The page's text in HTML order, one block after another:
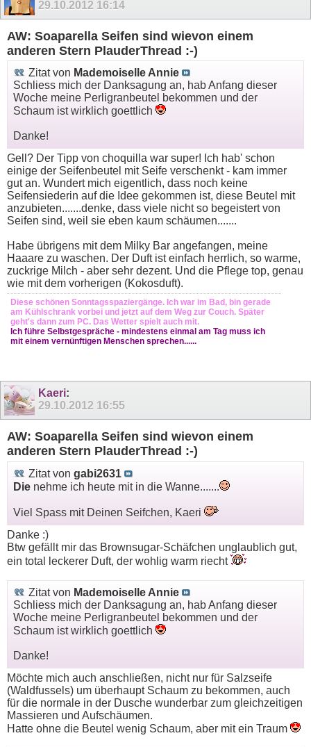
29.10.2012 16:14
AW: Soaparella Seifen sind wievon einem
anderen Stern PlauderThread :-)
Zitat von Mademoiselle Annie
Schliess mich der Danksagung an, hab Anfang dieser
Woche meine Perligranbeutel bekommen und der
Schaum ist wirklich goettlich
Danke!
Gell? Der Tipp von choquilla war super! Ich hab' schon
einige der Seifenbeutel mit Seife verschenkt - kam immer
gut an. Wundert mich eigentlich, dass noch keine
Seifensiederin auf die Idee gekommen ist, diese Beutel mit
anzubieten.......denke, dass viele nicht so begeistert von
Seifen sind, weil sie eben kaum schäumen.......
Habe übrigens mit dem Milky Bar angefangen, meine
Haaare zu waschen. Der Duft ist einfach herrlich, so warme,
zuckrige Milch - aber sehr dezent. Und die Pflege top, genau
wie mit dem vorherigen (Kokosduft).
Diese schönen Sonntagsspaziergänge. Ich war im Bad, bin gerade
am Kühlschrank vorbei und jetzt auf dem Weg zur Couch. Später
geht's dann zum PC. Das Wetter spielt auch mit.
Ich führe Selbstgespräche - mindestens einmal am Tag muss ich
mit einem vernünftigen Menschen sprechen......
Kaeri:
29.10.2012 16:55
AW: Soaparella Seifen sind wievon einem
anderen Stern PlauderThread :-)
Zitat von gabi2631
Die nehme ich heute mit in die Wanne.......
Viel Spass mit Deinen Seifchen, Kaeri
Danke :)
Btw gefällt mir das Brownsugar-Schäfchen unglaublich gut,
ein total leckerer Duft, der wohlig warm riecht
Zitat von Mademoiselle Annie
Schliess mich der Danksagung an, hab Anfang dieser
Woche meine Perligranbeutel bekommen und der
Schaum ist wirklich goettlich
Danke!
Möchte mich auch anschließen, nicht nur für Salzseife
(Waldfussels) um überhaupt Schaum zu bekommen, auch
für die normale in der Dusche wunderbar zum gleichzeitigen
Massieren und Aufschäumen.
Hatte ohne die Beutel wenig Schaum, aber mit ein Traum